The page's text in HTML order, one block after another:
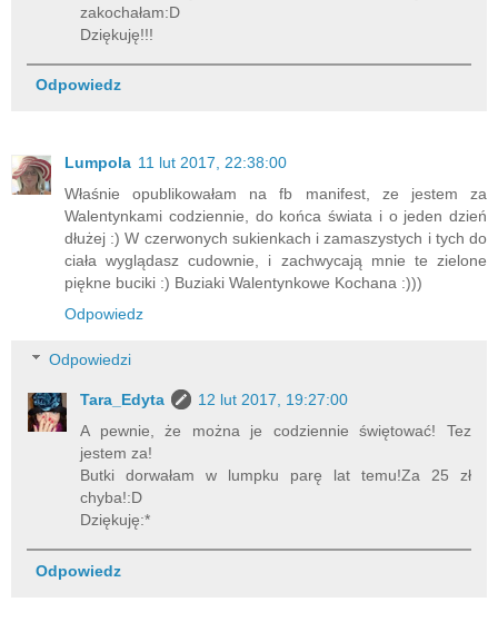
zakochałam:D
Dziękuję!!!
Odpowiedz
Lumpola 11 lut 2017, 22:38:00
Właśnie opublikowałam na fb manifest, ze jestem za
Walentynkami codziennie, do końca świata i o jeden dzień
dłużej :) W czerwonych sukienkach i zamaszystych i tych do
ciała wyglądasz cudownie, i zachwycają mnie te zielone
piękne buciki :) Buziaki Walentynkowe Kochana :)))
Odpowiedz
Odpowiedzi
Tara_Edyta
12 lut 2017, 19:27:00
A pewnie, że można je codziennie świętować! Tez
jestem za!
Butki dorwałam w lumpku parę lat temu!Za 25 zł
chyba!:D
Dziękuję:*
Odpowiedz